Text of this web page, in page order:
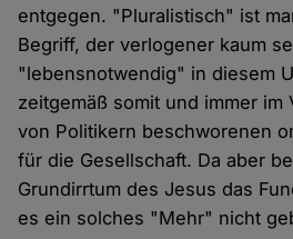
entgegen. "Pluralistisch" ist
Begriff, der verlogener kaum
"lebensnotwendig" in diesem
zeitgemäß somit und immer im
von Politikern beschworenen
für die Gesellschaft. Da aber
Grundirrtum des Jesus das
es ein solches "Mehr" nicht